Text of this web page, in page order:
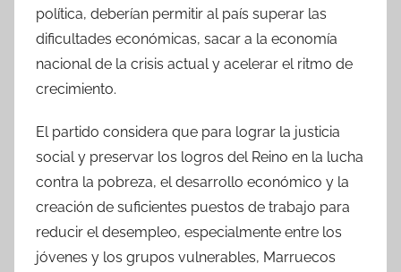
política, deberían permitir al país superar las
dificultades económicas, sacar a la economía
nacional de la crisis actual y acelerar el ritmo de
crecimiento.
El partido considera que para lograr la justicia
social y preservar los logros del Reino en la lucha
contra la pobreza, el desarrollo económico y la
creación de suficientes puestos de trabajo para
reducir el desempleo, especialmente entre los
jóvenes y los grupos vulnerables, Marruecos